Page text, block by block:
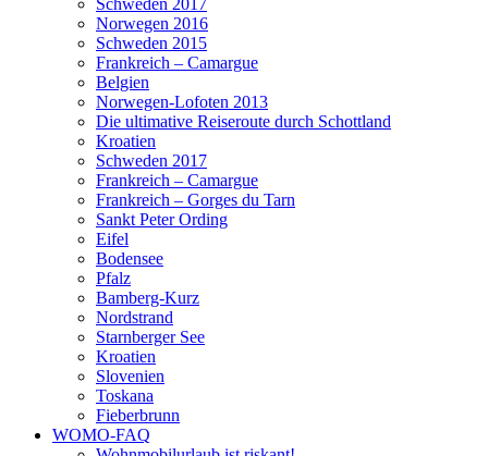
Norwegen 2016
Schweden 2015
Frankreich – Camargue
Belgien
Norwegen-Lofoten 2013
Die ultimative Reiseroute durch Schottland
Kroatien
Schweden 2017
Frankreich – Camargue
Frankreich – Gorges du Tarn
Sankt Peter Ording
Eifel
Bodensee
Pfalz
Bamberg-Kurz
Nordstrand
Starnberger See
Kroatien
Slovenien
Toskana
Fieberbrunn
WOMO-FAQ